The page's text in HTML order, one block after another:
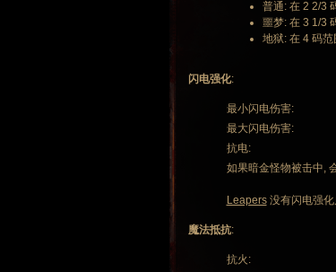
普通: 在 2 2/3
噩梦: 在 3 1/3
地狱: 在 4 码
闪电强化:
最小闪电伤害:
最大闪电伤害:
抗电:
如果暗金怪物被击中,
Leapers没有闪电强化
魔法抵抗:
抗火: